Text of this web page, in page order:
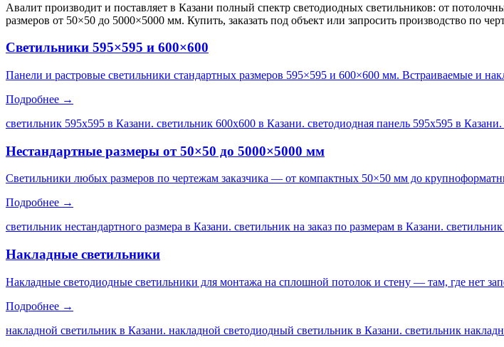
Авалит производит и поставляет в Казани полный спектр светодиодных светильников: от
размеров от 50×50 до 5000×5000 мм. Купить, заказать под объект или запросить производство по
Светильники 595×595 и 600×600
Панели и растровые светильники стандартных размеров 595×595 и 600×600 мм. Встраиваемые и
Подробнее →
светильник 595х595 в Казани. светильник 600х600 в Казани. светодиодная панель 595х595 в
Нестандартные размеры от 50×50 до 5000×5000 мм
Светильники любых размеров по чертежам заказчика — от компактных 50×50 мм до
Подробнее →
светильник нестандартного размера в Казани. светильник на заказ по размерам в Казани.
Накладные светильники
Накладные светодиодные светильники для монтажа на сплошной потолок и стену — там, где нет
Подробнее →
накладной светильник в Казани. накладной светодиодный светильник в Казани. светильник